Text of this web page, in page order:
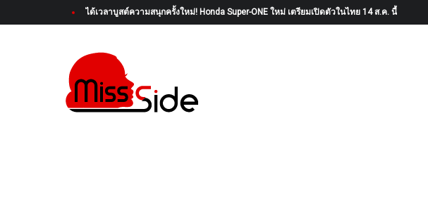
ได้เวลาบูสต์ความสนุกครั้งใหม่! Honda Super-ONE ใหม่ เตรียมเปิดตัวในไทย 14 ส.ค. นี้